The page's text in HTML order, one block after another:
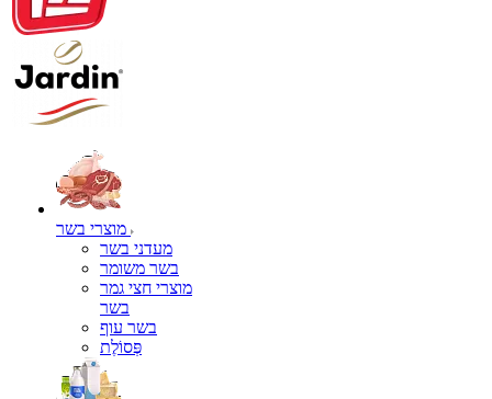
מעדני בשר
בשר משומר
מוצרי חצי גמר
בשר
בשר עוף
פְּסוֹלֶת